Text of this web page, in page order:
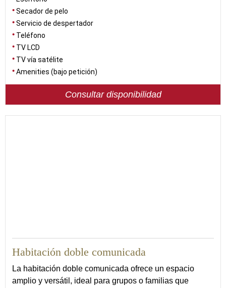
Secador de pelo
Servicio de despertador
Teléfono
TV LCD
TV vía satélite
Amenities (bajo petición)
Consultar disponibilidad
Habitación doble comunicada
La habitación doble comunicada ofrece un espacio
amplio y versátil, ideal para grupos o familias que